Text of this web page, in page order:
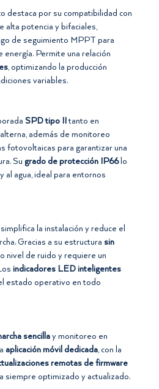
destaca por su compatibilidad con
alta potencia y bifaciales,
de seguimiento MPPT para
energía. Permite una relación
, optimizando la producción
variables.
SPD tipo IItanto en
además de monitoreo
fotovoltaicas para garantizar una
Su grado de protección IP66lo
al agua, ideal para entornos
la instalación y reduce el
Gracias a su estructura sin
nivel de ruido y requiere un
indicadores LED inteligentes
estado operativo en todo
sencillay monitoreo en
aplicación móvil dedicada, con la
remotas de firmware
siempre optimizado y actualizado.